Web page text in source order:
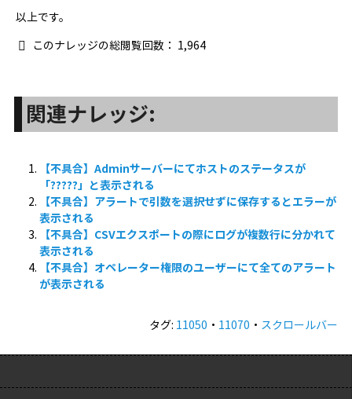
以上です。
このナレッジの総閲覧回数： 1,964
関連ナレッジ:
【不具合】Adminサーバーにてホストのステータスが
「?????」と表示される
【不具合】アラートで引数を選択せずに保存するとエラーが
表示される
【不具合】CSVエクスポートの際にログが複数行に分かれて
表示される
【不具合】オペレーター権限のユーザーにて全てのアラート
が表示される
タグ: 11050 ・ 11070 ・ スクロールバー